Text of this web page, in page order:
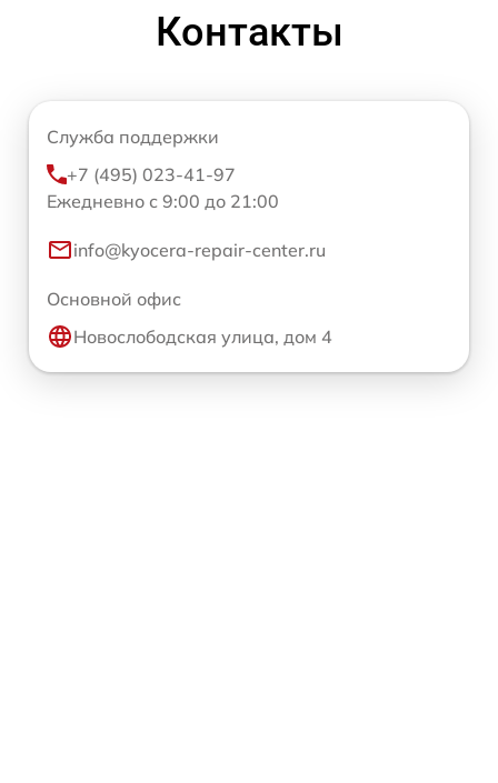
Контакты
Служба поддержки
+7 (495) 023-41-97
Ежедневно с 9:00 до 21:00
info@kyocera-repair-center.ru
Основной офис
Новослободская улица, дом 4